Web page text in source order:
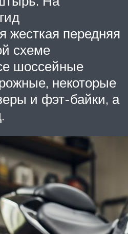
жесткая передняя
схеме
шоссейные
некоторые
и фэт-байки, а